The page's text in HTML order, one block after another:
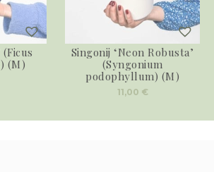
(M)
Singonij ‘Neon Robusta’
(Syngonium
podophyllum) (M)
11,00 €